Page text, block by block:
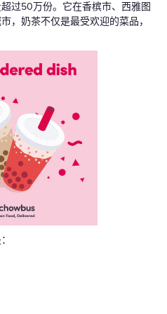
过50万份。它在香槟市、西雅图
，奶茶不仅是最受欢迎的菜品，